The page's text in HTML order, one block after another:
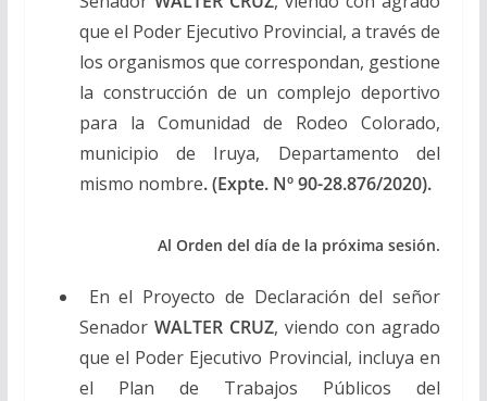
que el Poder Ejecutivo Provincial, a través de
los organismos que correspondan, gestione
la construcción de un complejo deportivo
para la Comunidad de Rodeo Colorado,
municipio de Iruya, Departamento del
mismo nombre. (Expte. Nº 90-28.876/2020).
Al Orden del día de la próxima sesión.
En el Proyecto de Declaración del señor
Senador WALTER CRUZ, viendo con agrado
que el Poder Ejecutivo Provincial, incluya en
el Plan de Trabajos Públicos del